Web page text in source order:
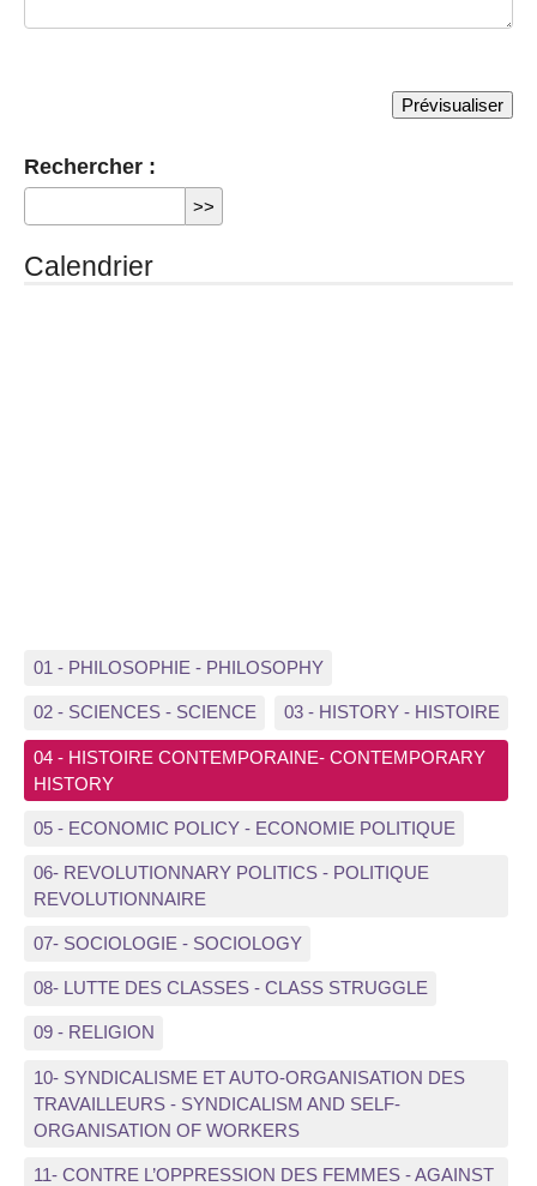
Rechercher :
Calendrier
01 - PHILOSOPHIE - PHILOSOPHY
02 - SCIENCES - SCIENCE 03 - HISTORY - HISTOIRE
04 - HISTOIRE CONTEMPORAINE- CONTEMPORARY
HISTORY
05 - ECONOMIC POLICY - ECONOMIE POLITIQUE
06- REVOLUTIONNARY POLITICS - POLITIQUE
REVOLUTIONNAIRE
07- SOCIOLOGIE - SOCIOLOGY
08- LUTTE DES CLASSES - CLASS STRUGGLE
09 - RELIGION
10- SYNDICALISME ET AUTO-ORGANISATION DES
TRAVAILLEURS - SYNDICALISM AND SELF-
ORGANISATION OF WORKERS
11- CONTRE L’OPPRESSION DES FEMMES - AGAINST